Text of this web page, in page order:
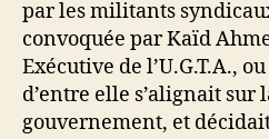
par les mili­tants
convoquée par Kaïd
Exécutive de l’U.G.T.A.,
d’entre elle s’alignait sur
gouvernement, et